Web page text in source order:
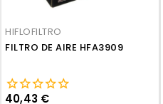
HIFLOFILTRO
FILTRO DE AIRE HFA3909
40,43 €